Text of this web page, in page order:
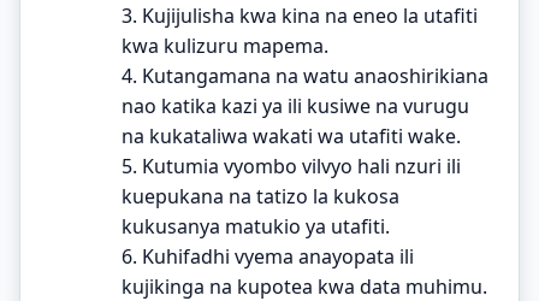
3. Kujijulisha kwa kina na eneo la utafiti
kwa kulizuru mapema.
4. Kutangamana na watu anaoshirikiana
nao katika kazi ya ili kusiwe na vurugu
na kukataliwa wakati wa utafiti wake.
5. Kutumia vyombo vilvyo hali nzuri ili
kuepukana na tatizo la kukosa
kukusanya matukio ya utafiti.
6. Kuhifadhi vyema anayopata ili
kujikinga na kupotea kwa data muhimu.